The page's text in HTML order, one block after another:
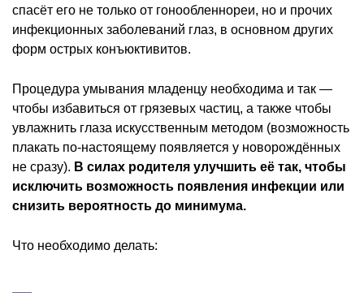
спасёт его не только от гонообленнореи, но и прочих
инфекционных заболеваний глаз, в основном других
форм острых конъюктивитов.
Процедура умывания младенцу необходима и так —
чтобы избавиться от грязевых частиц, а также чтобы
увлажнить глаза искусственным методом (возможность
плакать по-настоящему появляется у новорождённых
не сразу). В силах родителя улучшить её так, чтобы
исключить возможность появления инфекции или
снизить вероятность до минимума.
Что необходимо делать: